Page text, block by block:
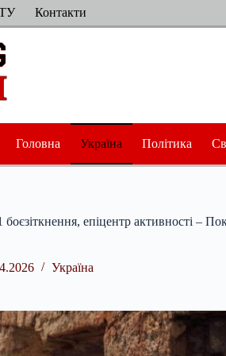
Контакти
Головна Україна Політика
епіцентр активності –
Україна